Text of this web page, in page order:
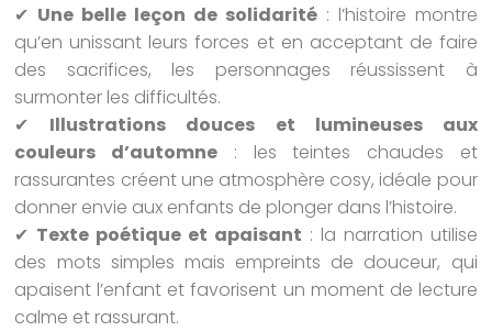
✔ Une belle leçon de solidarité: l’histoire montre
qu’en unissant leurs forces et en acceptant de faire
des sacrifices, les personnages réussissent à
surmonter les difficultés.
✔ Illustrations douces et lumineuses aux
couleurs d’automne : les teintes chaudes et
rassurantes créent une atmosphère cosy, idéale pour
donner envie aux enfants de plonger dans l’histoire.
✔ Texte poétique et apaisant : la narration utilise
des mots simples mais empreints de douceur, qui
apaisent l’enfant et favorisent un moment de lecture
calme et rassurant.